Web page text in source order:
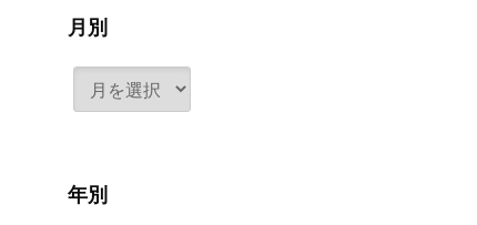
月別
年別